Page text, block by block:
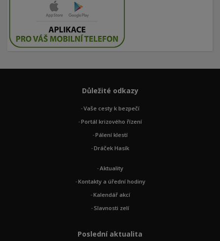
Důležité odkazy
Vaše cesty k bezpečí
Portál krizového řízení
Pálení klestí
Dráček Hasík
Aktuality
Kontakty a úřední hodiny
Kalendář akcí
Slavnosti zelí
Poslední aktualita